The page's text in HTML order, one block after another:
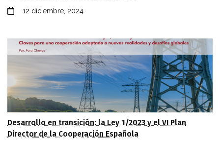
12 diciembre, 2024
Desarrollo en transición: la Ley 1/2023 y el VI Plan
Director de la Cooperación Española